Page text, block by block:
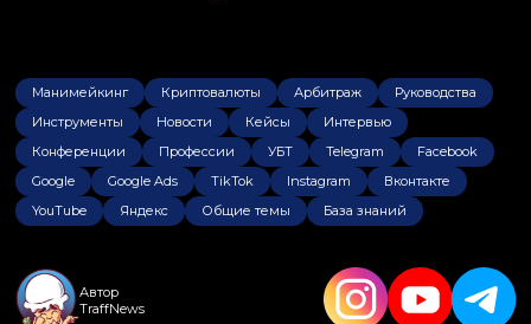
Манимейкинг Криптовалюты Арбитраж
Руководства
Инструменты
Новости Кейсы
Интервью
Конференции
Профессии УБТ Telegram
Facebook
Google
Google Ads TikTok Instagram
Вконтакте
YouTube
Яндекс Общие темы База знаний
Автор
TraffNews